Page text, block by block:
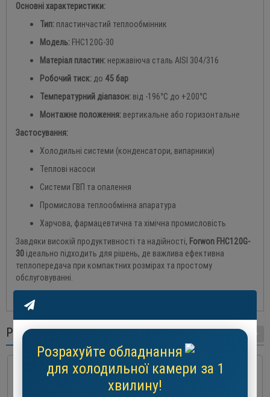
Основні характеристики:
Тип: пластинчастий теплообмінник
Модель: FHC120G-30
Матеріал пластин: нержавіюча сталь AISI 304/316
Робочий тиск: до 45 бар
Температурний діапазон: від -196°C до +200°C
Монтажне положення: вертикальне або горизонтальне
Застосування:
Холодильні системи (конденсатори, випарники)
Теплові насоси
Системи ГВП та опалення
Промислова теплообмінна апаратура
Харчова, фармацевтична та хімічна промисловість
Завдяки високій продуктивності та надійності, Forwon FHC120G-
30 ідеально підходить для рішень, де важлива ефективна
теплопередача при компактних розмірах та простому
обслуговуванні.
РЕКОМЕНДОВАНІ ТОВАРИ
Розрахуйте обладнання
для холодильної камери за 1
хвилину!